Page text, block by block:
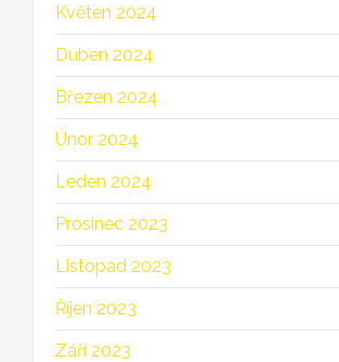
Květen 2024
Duben 2024
Březen 2024
Únor 2024
Leden 2024
Prosinec 2023
Listopad 2023
Říjen 2023
Září 2023